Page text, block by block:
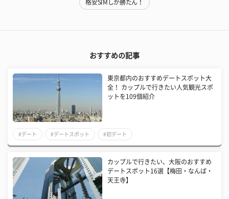
格安SIMしか勝たん！
おすすめの記事
東京都内のおすすめデートスポット大
全！ カップルで行きたい人気観光スポ
ットを109個紹介
#デート #デートスポット #初デート
カップルで行きたい、大阪のおすすめ
デートスポット16選【梅田・なんば・
天王寺】